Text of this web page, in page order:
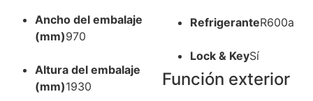
Ancho del embalaje
(mm)970
Altura del embalaje
(mm)1930
RefrigeranteR600a
Lock & KeySí
Función exterior